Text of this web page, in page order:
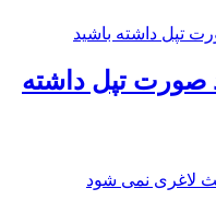
صورت تپل داشته